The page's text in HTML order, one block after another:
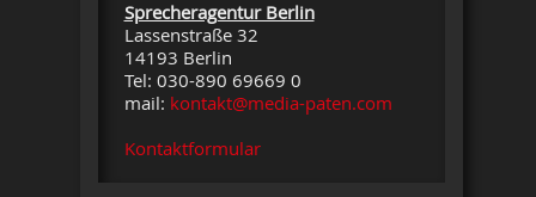
Sprecheragentur Berlin
Lassenstraße 32
14193 Berlin
Tel: 030-890 69669 0
mail: kontakt@media-paten.com
Kontaktformular